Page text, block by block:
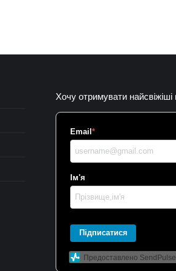
Хочу отримувати найсвіжіші
Email*
Ім'я
Підписатися
Предоставлено SendPulse